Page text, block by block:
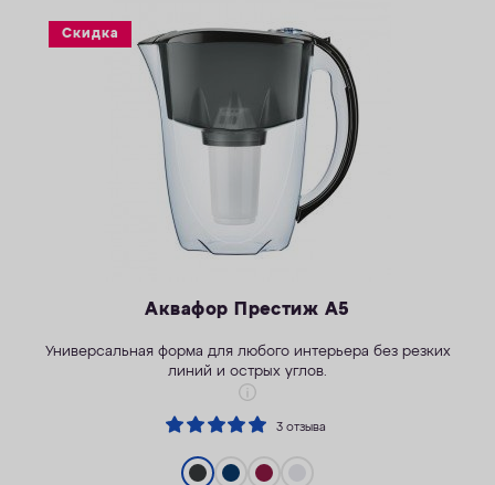
КОНТАКТЫСкидка
Аквафор Престиж А5
Универсальная форма для любого интерьера без резких
линий и острых углов.
3 отзыва